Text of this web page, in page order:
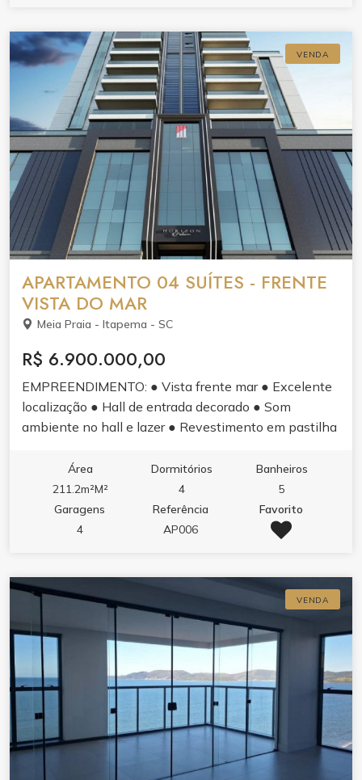
VENDA
APARTAMENTO 04 SUÍTES - FRENTE
VISTA DO MAR
Meia Praia - Itapema - SC
R$ 6.900.000,00
EMPREENDIMENTO: ● Vista frente mar ● Excelente
localização ● Hall de entrada decorado ● Som
ambiente no hall e lazer ● Revestimento em pastilha
Sensores de presença nas luzes das áreas comuns ●
Gerador de energia para situações de emergência ●
Infraestrutura para medidores de água, luz e gás
individuais ● Vaga privativa com infraestrutura para
vagas garagem, sendo 01 com infraestrutura para
carros elétricos ● Amplo living com ambientes
integrados ● Sacada com churrasqueira c/ exaustor
elétrico ● Acabamento em gesso ● Piso vinílico nas
áreas íntimas ● Piso porcelanato nas áreas comuns ●
Portas e rodapés laqueados em branco ● Tubulação
para ar condicionado tipo ?split? ● Infraestrutura para
aquecimento a gás ● Antena coletiva ● Medidores de
água, luz e gás individuais ● Infraestrutura para
aspiração central ● Persianas integradas nas janelas.
Área
211.2m²M²
Dormitórios
4
Banheiros
5
Garagens
4
Referência
AP006
Favorito
VENDA